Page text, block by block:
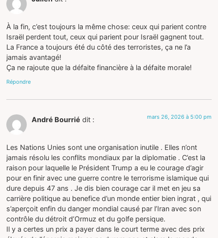
À la fin, c’est toujours la même chose: ceux qui parient contre
Israël perdent tout, ceux qui parient pour Israël gagnent tout.
La France a toujours été du côté des terroristes, ça ne l’a
jamais avantagé!
Ça ne rajoute que la défaite financière à la défaite morale!
Répondre
André Bourrié dit : mars 26, 2026 à 5:00 pm
Les Nations Unies sont une organisation inutile . Elles n’ont
jamais résolu les conflits mondiaux par la diplomatie . C’est la
raison pour laquelle le Président Trump a eu le courage d’agir
pour en finir avec une guerre contre le terrorisme islamique qui
dure depuis 47 ans . Je dis bien courage car il met en jeu sa
carrière politique au benefice d’un monde entier bien ingrat , qui
s’aperçoit enfin du danger mondial causé par l’Iran avec son
contrôle du détroit d’Ormuz et du golfe persique.
Il y a certes un prix a payer dans le court terme avec des prix